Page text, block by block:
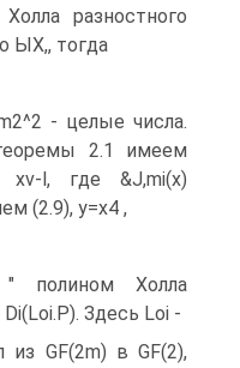
разностного
ЫХ,, тогда
- целые числа.
2.1 имеем
xv-l, где &J,mi(x)
(2.9), у=х4 ,
полином Холла
Здесь Loi -
из GF(2m) в GF(2),